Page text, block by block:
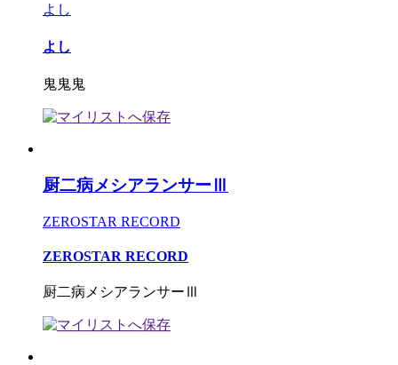
よし
よし
鬼鬼鬼
厨二病メシアランサーⅢ
ZEROSTAR RECORD
ZEROSTAR RECORD
厨二病メシアランサーⅢ